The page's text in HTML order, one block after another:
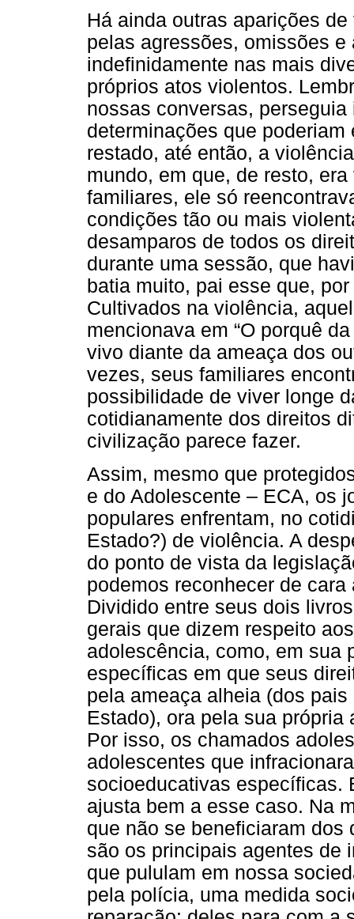
Há ainda outras aparições
pelas agressões, omissões
indefinidamente nas mais
próprios atos violentos.
nossas conversas,
determinações que
restado, até então, a
mundo, em que, de resto,
familiares, ele só
condições tão ou mais
desamparos de todos os
durante uma sessão, que
batia muito, pai esse que,
Cultivados na violência,
mencionava em “O porquê
vivo diante da ameaça dos
vezes, seus familiares
possibilidade de viver longe
cotidianamente dos direitos
civilização parece fazer.
Assim, mesmo que
e do Adolescente – ECA, os
populares enfrentam, no
Estado?) de violência. A
do ponto de vista da
podemos reconhecer de
Dividido entre seus dois
gerais que dizem respeito
adolescência, como, em sua
específicas em que seus
pela ameaça alheia (dos
Estado), ora pela sua
Por isso, os chamados
adolescentes que
socioeducativas específicas.
ajusta bem a esse caso. Na
que não se beneficiaram
são os principais agentes de
que pululam em nossa
pela polícia, uma medida